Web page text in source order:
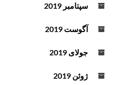
سپتامبر 2019
آگوست 2019
جولای 2019
ژوئن 2019